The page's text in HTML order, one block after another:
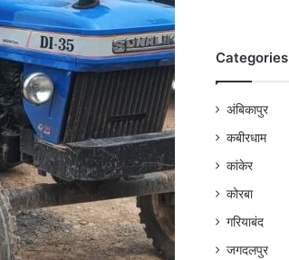
Categories
अंबिकापुर
कबीरधाम
कांकेर
कोरबा
गरियाबंद
जगदलपुर